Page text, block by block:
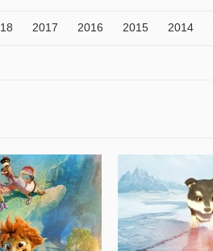
2017 2016 2015 2014